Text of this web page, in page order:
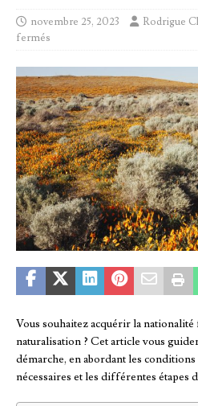
novembre 25, 2023 Rodrigue
fermés
Vous souhaitez acquérir la nationalité
naturalisation ? Cet article vous
démarche, en abordant les
nécessaires et les différentes étapes